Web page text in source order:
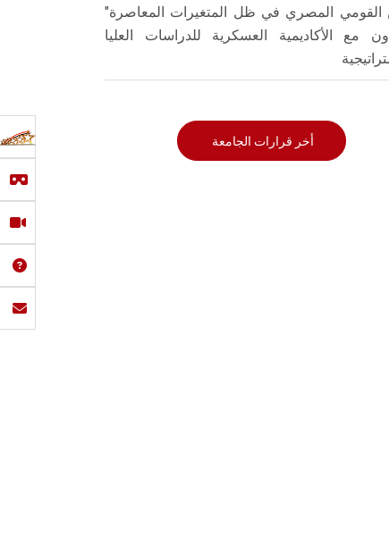
القومي المصري في ظل المتغيرات المعاصرة"
مع الأكاديمية العسكرية للدراسات العليا
أخر قرارات الجامعة